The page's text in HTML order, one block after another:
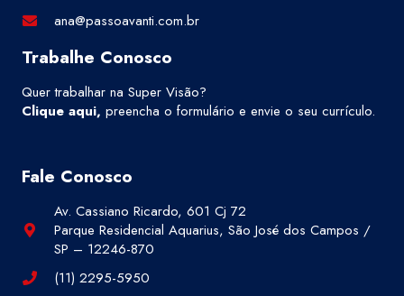
ana@passoavanti.com.br
Trabalhe Conosco
Quer trabalhar na Super Visão?
Clique aqui, preencha o formulário e envie o seu currículo.
Fale Conosco
Av. Cassiano Ricardo, 601 Cj 72
Parque Residencial Aquarius, São José dos Campos /
SP – 12246-870
(11) 2295-5950